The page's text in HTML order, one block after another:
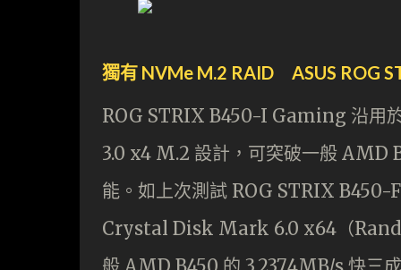
獨有 NVMe M.2 RAID ASUS ROG
ROG STRIX B450-I Gaming 沿用
3.0 x4 M.2 設計，可突破一般 AMD
能。如上次測試 ROG STRIX
Crystal Disk Mark 6.0 x64（